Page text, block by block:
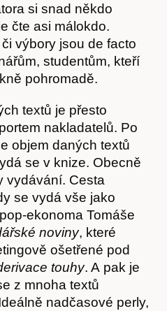
si snad někdo
čte asi málokdo.
výbory jsou de facto
studentům, kteří
pohromadě.
textů je přesto
nakladatelů. Po
objem daných textů
se v knize. Obecně
vydávání. Cesta
se vydá vše jako
ekonoma Tomáše
noviny, které
ošetřené pod
touhy. A pak je
z mnoha textů
nadčasové perly,